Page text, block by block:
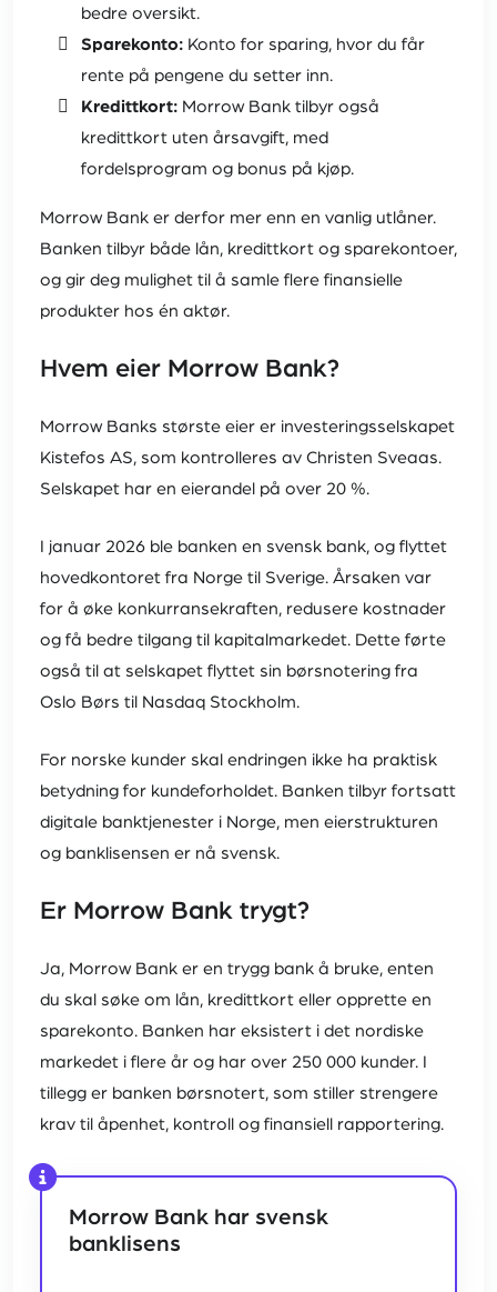
bedre oversikt.
Sparekonto:Konto for sparing, hvor du får
rente på pengene du setter inn.
Kredittkort:Morrow Bank tilbyr også
kredittkort uten årsavgift, med
fordelsprogram og bonus på kjøp.
Morrow Bank er derfor mer enn en vanlig utlåner.
Banken tilbyr både lån, kredittkort og sparekontoer,
og gir deg mulighet til å samle flere finansielle
produkter hos én aktør.
Hvem eier Morrow Bank?
Morrow Banks største eier er investeringsselskapet
Kistefos AS, som kontrolleres av Christen Sveaas.
Selskapet har en eierandel på over 20 %.
I januar 2026 ble banken en svensk bank, og flyttet
hovedkontoret fra Norge til Sverige. Årsaken var
for å øke konkurransekraften, redusere kostnader
og få bedre tilgang til kapitalmarkedet. Dette førte
også til at selskapet flyttet sin børsnotering fra
Oslo Børs til Nasdaq Stockholm.
For norske kunder skal endringen ikke ha praktisk
betydning for kundeforholdet. Banken tilbyr fortsatt
digitale banktjenester i Norge, men eierstrukturen
og banklisensen er nå svensk.
Er Morrow Bank trygt?
Ja, Morrow Bank er en trygg bank å bruke, enten
du skal søke om lån, kredittkort eller opprette en
sparekonto. Banken har eksistert i det nordiske
markedet i flere år og har over 250 000 kunder. I
tillegg er banken børsnotert, som stiller strengere
krav til åpenhet, kontroll og finansiell rapportering.
Morrow Bank har svensk
banklisens